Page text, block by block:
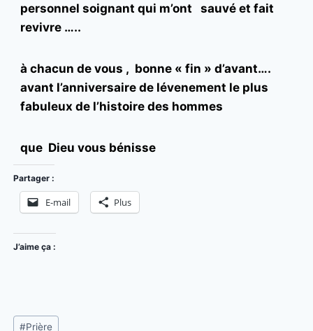
personnel soignant qui m’ont sauvé et fait
revivre …..
à chacun de vous , bonne « fin » d’avant….
avant l’anniversaire de lévenement le plus
fabuleux de l’histoire des hommes
que Dieu vous bénisse
Partager :
E-mail Plus
J’aime ça :
#Prière